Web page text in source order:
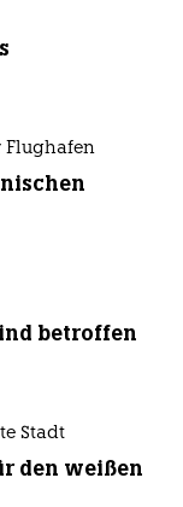
Flughafen
betroffen
Stadt
den weißen